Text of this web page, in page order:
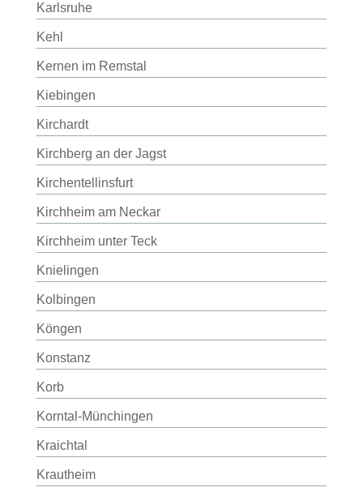
Karlsruhe
Kehl
Kernen im Remstal
Kiebingen
Kirchardt
Kirchberg an der Jagst
Kirchentellinsfurt
Kirchheim am Neckar
Kirchheim unter Teck
Knielingen
Kolbingen
Köngen
Konstanz
Korb
Korntal-Münchingen
Kraichtal
Krautheim